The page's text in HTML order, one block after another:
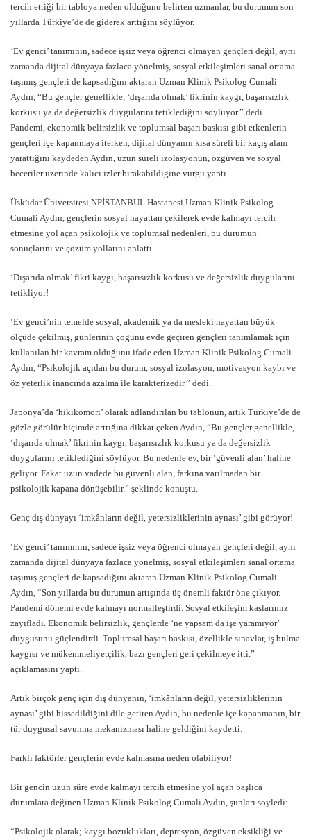
tercih ettiği bir tabloya neden olduğunu belirten uzmanlar, bu durumun son
yıllarda Türkiye’de de giderek arttığını söylüyor.
‘Ev genci’ tanımının, sadece işsiz veya öğrenci olmayan gençleri değil, aynı
zamanda dijital dünyaya fazlaca yönelmiş, sosyal etkileşimleri sanal ortama
taşımış gençleri de kapsadığını aktaran Uzman Klinik Psikolog Cumali
Aydın, “Bu gençler genellikle, ‘dışarıda olmak’ fikrinin kaygı, başarısızlık
korkusu ya da değersizlik duygularını tetiklediğini söylüyor.” dedi.
Pandemi, ekonomik belirsizlik ve toplumsal başarı baskısı gibi etkenlerin
gençleri içe kapanmaya iterken, dijital dünyanın kısa süreli bir kaçış alanı
yarattığını kaydeden Aydın, uzun süreli izolasyonun, özgüven ve sosyal
beceriler üzerinde kalıcı izler bırakabildiğine vurgu yaptı.
Üsküdar Üniversitesi NPİSTANBUL Hastanesi Uzman Klinik Psikolog
Cumali Aydın, gençlerin sosyal hayattan çekilerek evde kalmayı tercih
etmesine yol açan psikolojik ve toplumsal nedenleri, bu durumun
sonuçlarını ve çözüm yollarını anlattı.
‘Dışarıda olmak’ fikri kaygı, başarısızlık korkusu ve değersizlik duygularını
tetikliyor!
‘Ev genci’nin temelde sosyal, akademik ya da mesleki hayattan büyük
ölçüde çekilmiş, günlerinin çoğunu evde geçiren gençleri tanımlamak için
kullanılan bir kavram olduğunu ifade eden Uzman Klinik Psikolog Cumali
Aydın, “Psikolojik açıdan bu durum, sosyal izolasyon, motivasyon kaybı ve
öz yeterlik inancında azalma ile karakterizedir.” dedi.
Japonya’da ‘hikikomori’ olarak adlandırılan bu tablonun, artık Türkiye’de de
gözle görülür biçimde arttığına dikkat çeken Aydın, “Bu gençler genellikle,
‘dışarıda olmak’ fikrinin kaygı, başarısızlık korkusu ya da değersizlik
duygularını tetiklediğini söylüyor. Bu nedenle ev, bir ‘güvenli alan’ haline
geliyor. Fakat uzun vadede bu güvenli alan, farkına varılmadan bir
psikolojik kapana dönüşebilir.” şeklinde konuştu.
Genç dış dünyayı ‘imkânların değil, yetersizliklerinin aynası’ gibi görüyor!
‘Ev genci’ tanımının, sadece işsiz veya öğrenci olmayan gençleri değil, aynı
zamanda dijital dünyaya fazlaca yönelmiş, sosyal etkileşimleri sanal ortama
taşımış gençleri de kapsadığını aktaran Uzman Klinik Psikolog Cumali
Aydın, “Son yıllarda bu durumun artışında üç önemli faktör öne çıkıyor.
Pandemi dönemi evde kalmayı normalleştirdi. Sosyal etkileşim kaslarımız
zayıfladı. Ekonomik belirsizlik, gençlerde ‘ne yapsam da işe yaramıyor’
duygusunu güçlendirdi. Toplumsal başarı baskısı, özellikle sınavlar, iş bulma
kaygısı ve mükemmeliyetçilik, bazı gençleri geri çekilmeye itti.”
açıklamasını yaptı.
Artık birçok genç için dış dünyanın, ‘imkânların değil, yetersizliklerinin
aynası’ gibi hissedildiğini dile getiren Aydın, bu nedenle içe kapanmanın, bir
tür duygusal savunma mekanizması haline geldiğini kaydetti.
Farklı faktörler gençlerin evde kalmasına neden olabiliyor!
Bir gencin uzun süre evde kalmayı tercih etmesine yol açan başlıca
durumlara değinen Uzman Klinik Psikolog Cumali Aydın, şunları söyledi:
“Psikolojik olarak; kaygı bozuklukları, depresyon, özgüven eksikliği ve